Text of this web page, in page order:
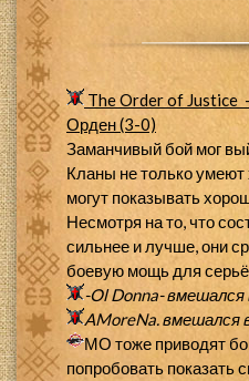
The Order of Justice
Орден (3-0)
Заманчивый бой мог
Кланы не только
могут показывать
Несмотря на то, что
сильнее и лучше, они
боевую мощь для
-Ol Donna-вмешался
AMoreNa.вмешался
МО тоже приводят
попробовать показать